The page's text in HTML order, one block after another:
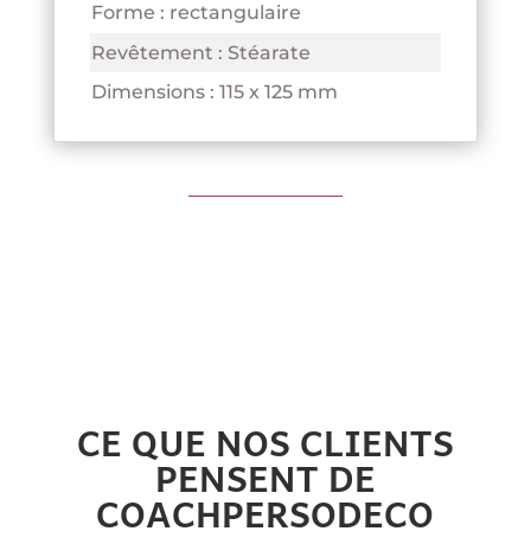
Forme : rectangulaire
Revêtement : Stéarate
Dimensions : 115 x 125 mm
CE QUE NOS CLIENTS
PENSENT DE
COACHPERSODECO